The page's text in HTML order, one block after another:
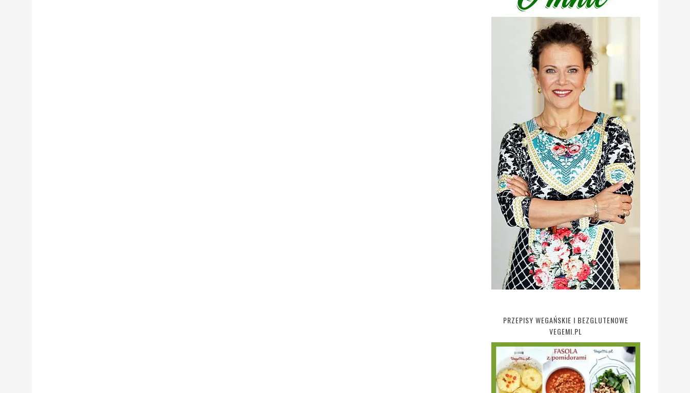
PRZEPISY WEGAŃSKIE I BEZGLUTENOWE
VEGEMI.PL